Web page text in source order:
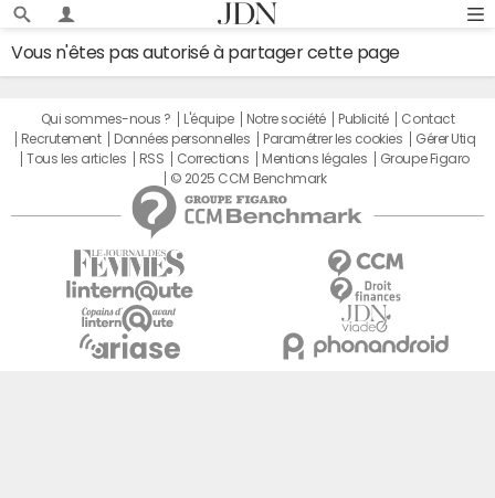
Vous n'êtes pas autorisé à partager cette page
Qui sommes-nous ? L'équipe Notre société Publicité
Contact
Recrutement
Données personnelles Paramétrer les cookies
Gérer Utiq
Tous les articles
RSS Corrections Mentions légales
Groupe Figaro
© 2025 CCM Benchmark